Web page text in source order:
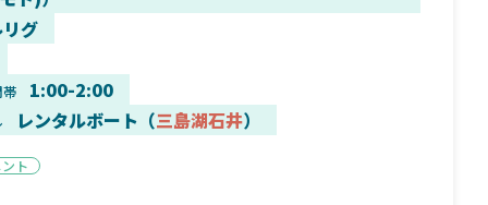
グ
帯 1:00-2:00
レンタルボート（三島湖石井）
ト
／ちび
16日
解説！
2025年2月2日